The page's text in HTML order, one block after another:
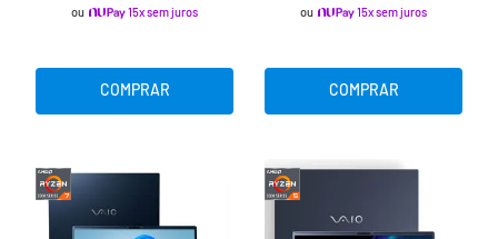
ou 15x sem juros
COMPRAR
ou 15x sem juros
COMPRAR